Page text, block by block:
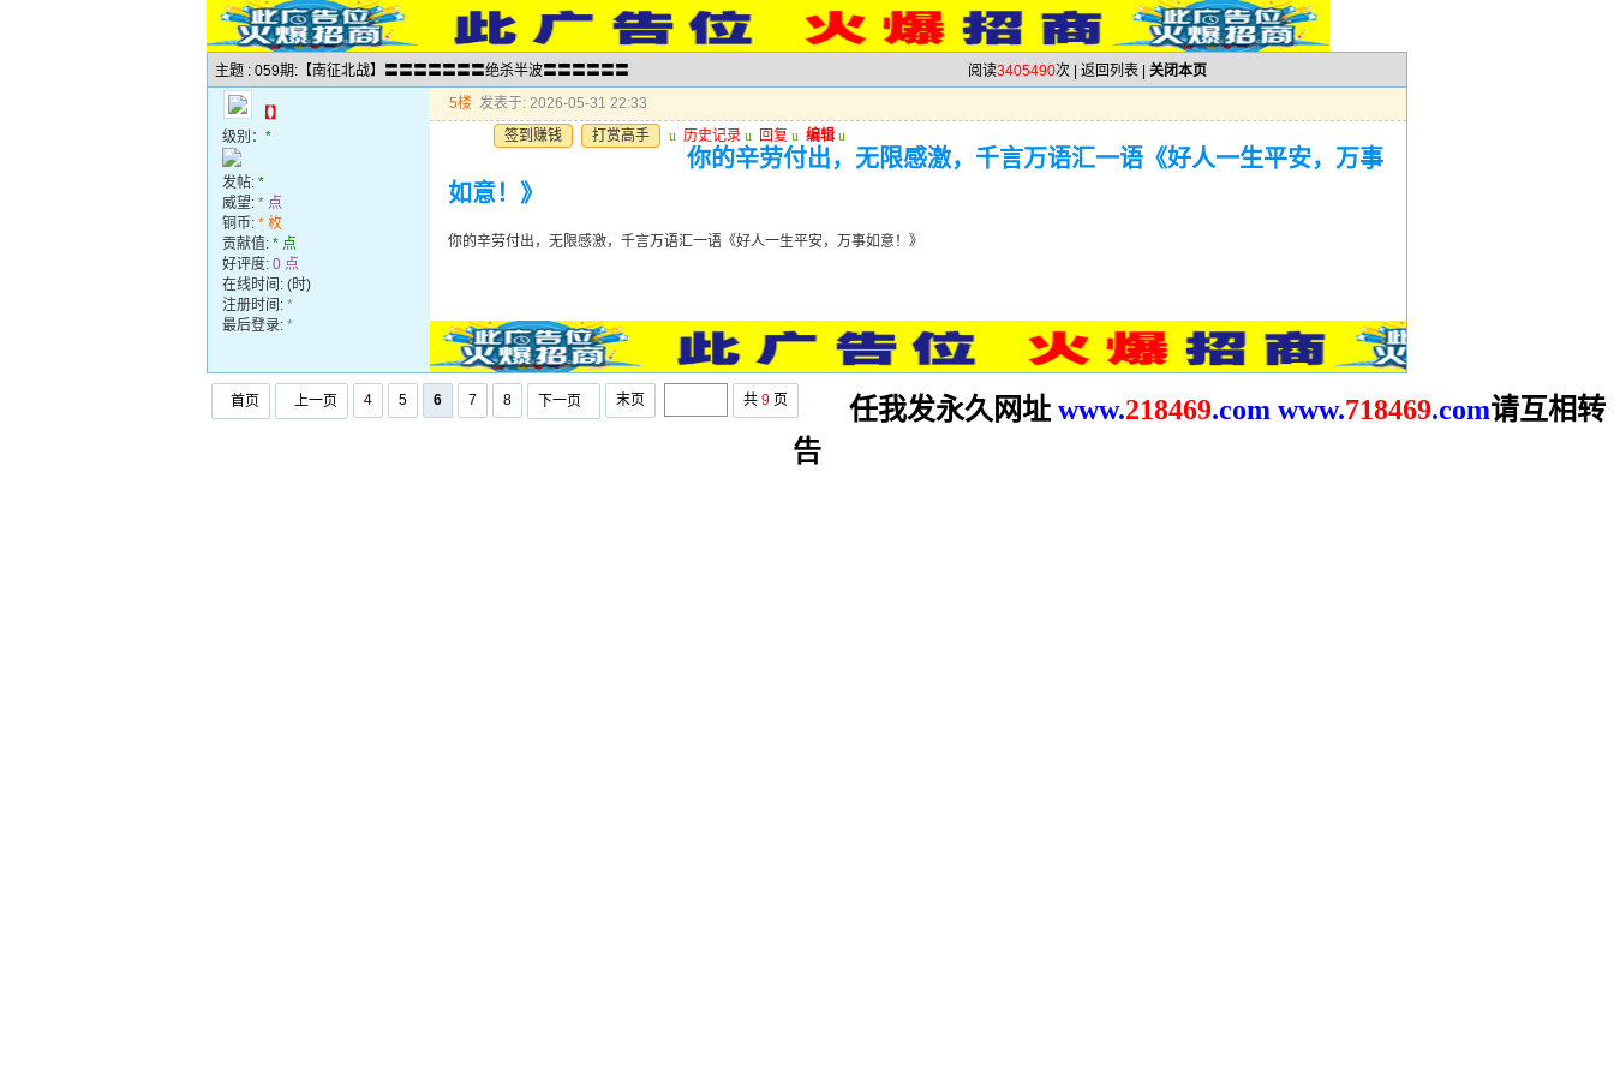
主题 : 059期:【南征北战】〓〓〓〓〓〓〓绝杀半波〓〓〓〓〓〓 阅读3405490次 | 返回列表 关闭本页
【】
级别： *
发帖: *
威望: * 点
铜币: * 枚
贡献值: * 点
好评度: 0 点
在线时间: (时)
注册时间: *
最后登录: *
5楼 发表于: 2026-05-31 22:33
签到赚钱
打赏高手 u 历史记录 u 回复 u 编辑 u
你的辛劳付出，无限感激，千言万语汇一语《好人一生平安，万事
如意！》
你的辛劳付出，无限感激，千言万语汇一语《好人一生平安，万事如意！》
首页 上一页 4 5 6 7 8 下一页 末页 共 9 页 任我发永久网址 www.218469.com www.718469.com请互相转
告